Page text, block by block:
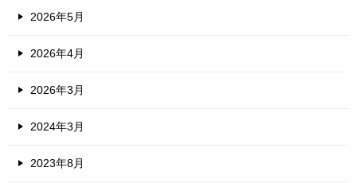
2026年5月
2026年4月
2026年3月
2024年3月
2023年8月